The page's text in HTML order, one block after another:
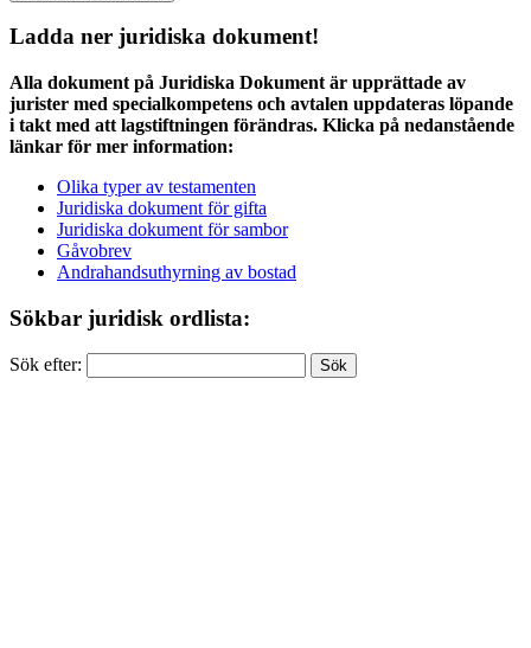
Ladda ner juridiska dokument!
Alla dokument på Juridiska Dokument är upprättade av
jurister med specialkompetens och avtalen uppdateras löpande
i takt med att lagstiftningen förändras. Klicka på nedanstående
länkar för mer information:
Olika typer av testamenten
Juridiska dokument för gifta
Juridiska dokument för sambor
Gåvobrev
Andrahandsuthyrning av bostad
Sökbar juridisk ordlista:
Sök efter: